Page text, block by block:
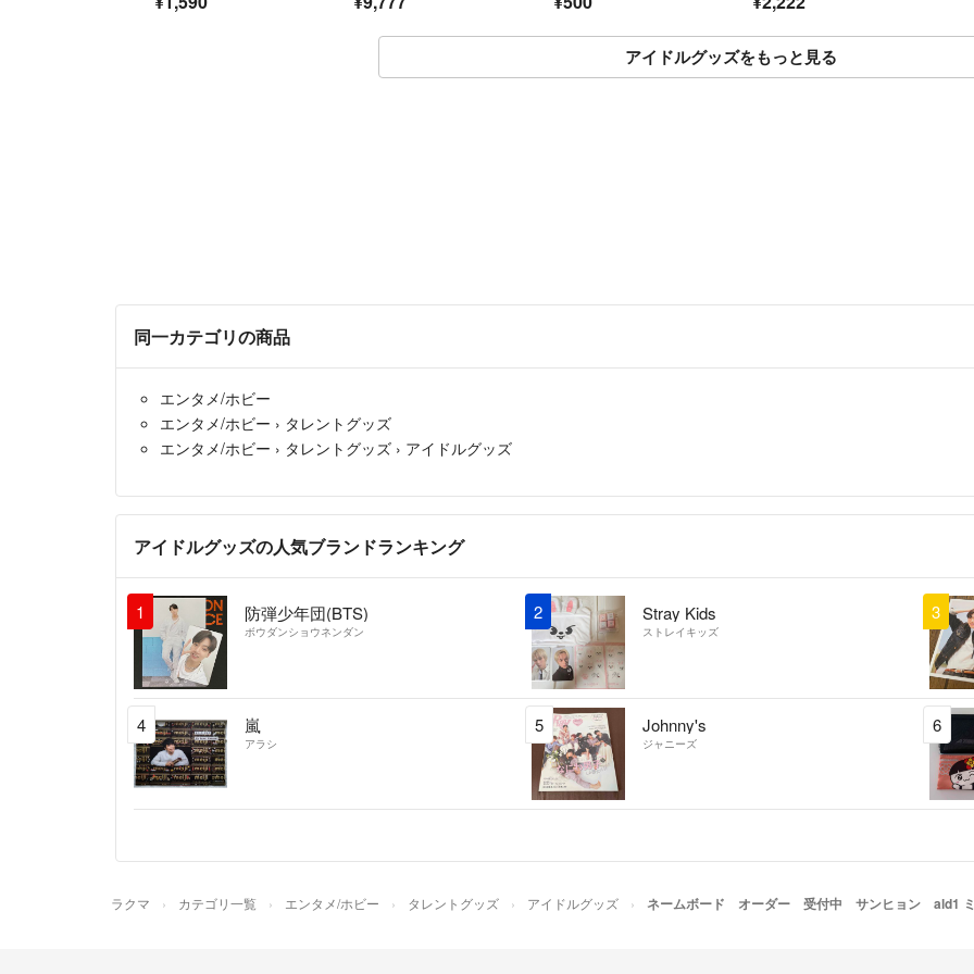
ck
アイドルグッズをもっと見る
同一カテゴリの商品
エンタメ/ホビー
エンタメ/ホビー › タレントグッズ
エンタメ/ホビー › タレントグッズ › アイドルグッズ
アイドルグッズの人気ブランドランキング
1 防弾少年団(BTS)
ボウダンショウネンダン
2 Stray Kids
ストレイキッズ
3
4 嵐
アラシ
5 Johnny's
ジャニーズ
6
ラクマ カテゴリ一覧 エンタメ/ホビー タレントグッズ アイドルグッズ ネームボード オーダー 受付中 サンヒョン ald1